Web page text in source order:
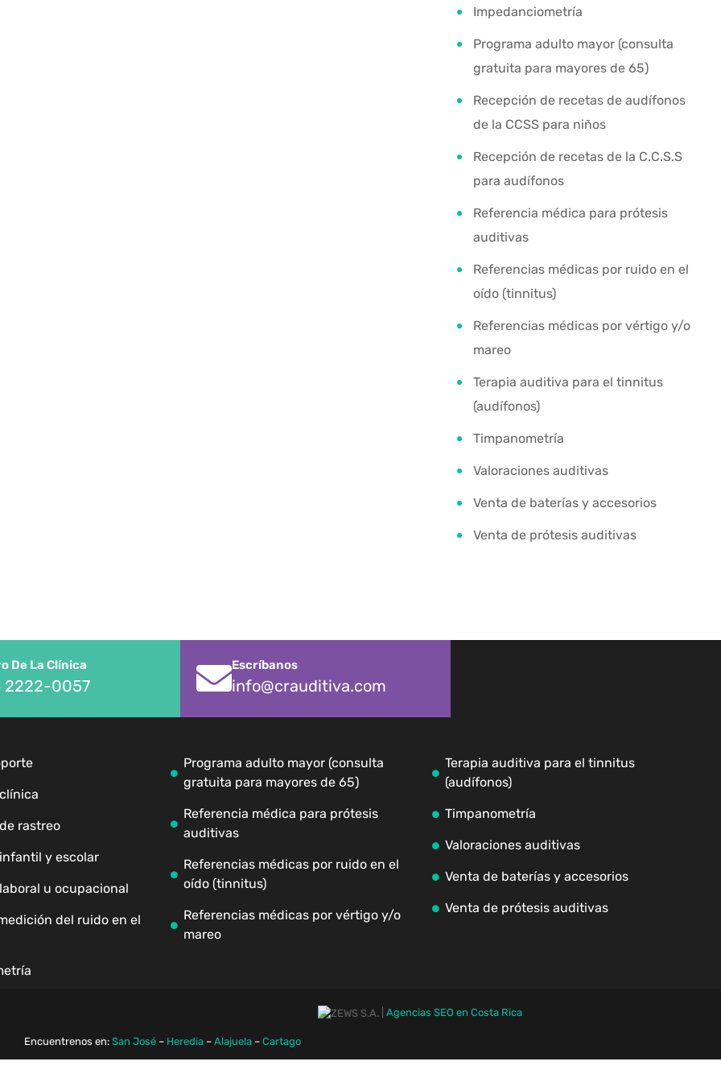
Impedanciometría
Programa adulto mayor (consulta
gratuita para mayores de 65)
Recepción de recetas de audífonos
de la CCSS para niños
Recepción de recetas de la C.C.S.S
para audífonos
Referencia médica para prótesis
auditivas
Referencias médicas por ruido en el
oído (tinnitus)
Referencias médicas por vértigo y/o
mareo
Terapia auditiva para el tinnitus
(audífonos)
Timpanometría
Valoraciones auditivas
Venta de baterías y accesorios
Venta de prótesis auditivas
De La Clínica
2222-0057
Escríbanos
info@crauditiva.com
rastreo
y escolar
u ocupacional
del ruido en el
Programa adulto mayor (consulta
gratuita para mayores de 65)
Referencia médica para prótesis
auditivas
Referencias médicas por ruido en el
oído (tinnitus)
Referencias médicas por vértigo y/o
mareo
Terapia auditiva para el tinnitus
(audífonos)
Timpanometría
Valoraciones auditivas
Venta de baterías y accesorios
Venta de prótesis auditivas
Agencias SEO en Costa Rica
Encuentrenos en: San José – Heredia – Alajuela – Cartago